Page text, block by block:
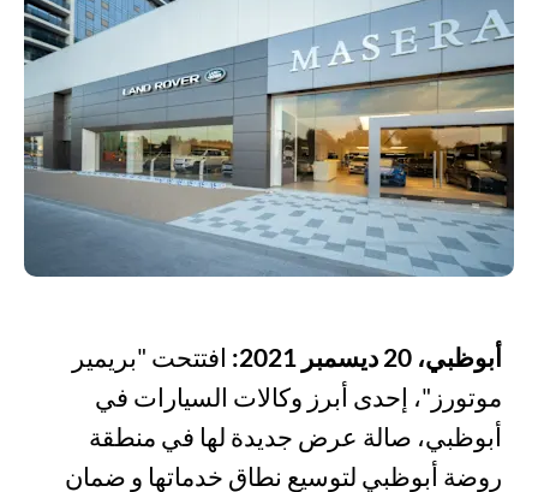
أبوظبي، 20 ديسمبر 2021:
افتتحت "بريمير
موتورز"، إحدى أبرز وكالات السيارات في
أبوظبي، صالة عرض جديدة لها في منطقة
روضة أبوظبي لتوسيع نطاق خدماتها و ضمان